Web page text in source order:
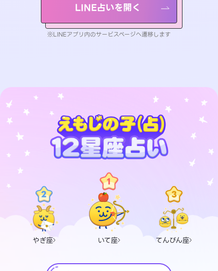
LINE占いを開く
※LINEアプリ内のサービスページへ遷移します
やぎ座 いて座 てんびん座